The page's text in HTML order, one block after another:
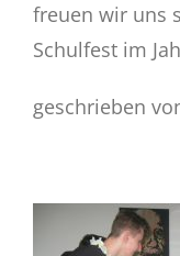
freuen wir uns
Schulfest im
geschrieben